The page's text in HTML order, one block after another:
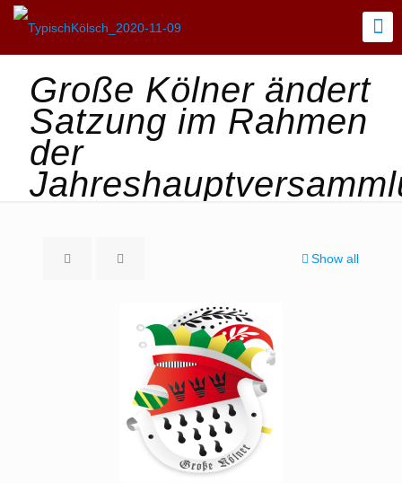
Große Kölner ändert
Satzung im Rahmen
der
Show all